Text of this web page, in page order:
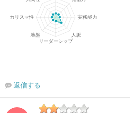
返信する